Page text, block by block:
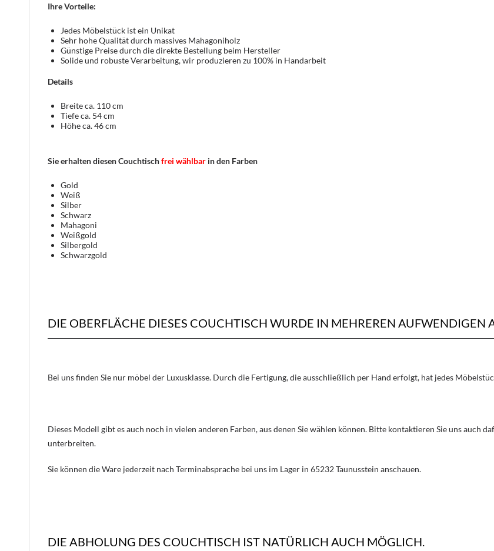
Ihre Vorteile:
Jedes Möbelstück ist ein Unikat
Sehr hohe Qualität durch massives Mahagoniholz
Günstige Preise durch die direkte Bestellung beim Hersteller
Solide und robuste Verarbeitung, wir produzieren zu 100% in Handarbeit
Details
Breite ca. 110 cm
Tiefe ca. 54 cm
Höhe ca. 46 cm
Sie erhalten diesen Couchtischfrei wählbar in den Farben
Gold
Weiß
Silber
Schwarz
Mahagoni
Weißgold
Silbergold
Schwarzgold
DIE OBERFLÄCHE DIESES COUCHTISCH WURDE IN MEHREREN AUFWENDIGEN
Bei uns finden Sie nur möbel der Luxusklasse. Durch die Fertigung, die ausschließlich per Hand erfolgt, hat jedes
Dieses Modell gibt es auch noch in vielen anderen Farben, aus denen Sie wählen können. Bitte kontaktieren Sie uns auch
unterbreiten.
Sie können die Ware jederzeit nach Terminabsprache bei uns im Lager in 65232 Taunusstein anschauen.
DIE ABHOLUNG DES COUCHTISCH IST NATÜRLICH AUCH MÖGLICH.